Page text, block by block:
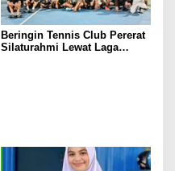
Beringin Tennis Club Pererat
Silaturahmi Lewat Laga